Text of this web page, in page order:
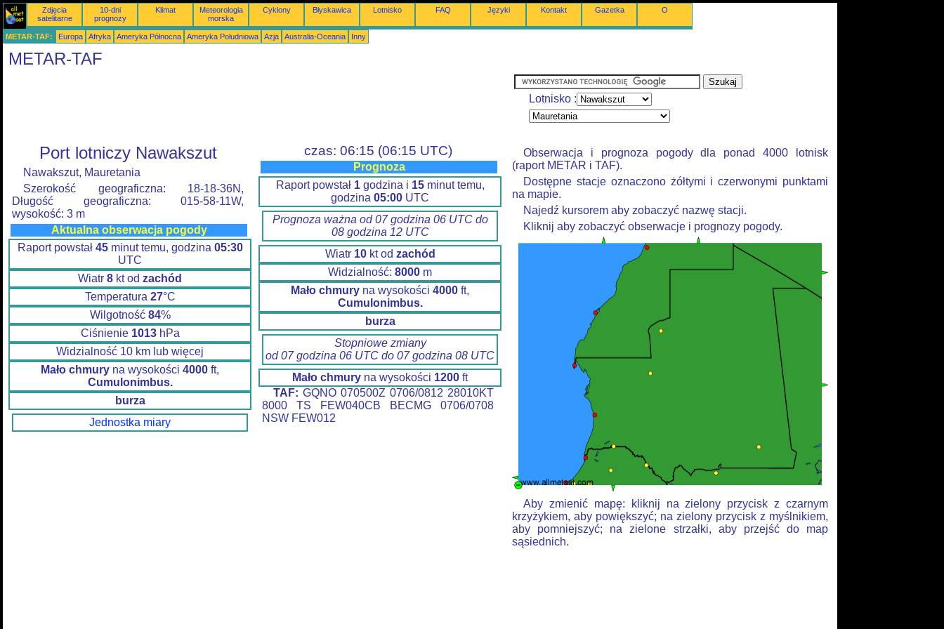
Zdjęcia
satelitarne
10-dni
prognozy
Klimat
Meteorologia
morska
Cyklony Błyskawica Lotnisko FAQ Języki Kontakt Gazetka O
METAR-TAF: Europa Afryka Ameryka Północna Ameryka Południowa Azja Australia-Oceania Inny
METAR-TAF
Lotnisko :
Port lotniczy Nawakszut
Nawakszut, Mauretania
Szerokość geograficzna: 18-18-36N,
Długość geograficzna: 015-58-11W,
wysokość: 3 m
Aktualna obserwacja pogody
Raport powstał 45minut temu, godzina 05:30
UTC
Wiatr 8 kt od zachód
Temperatura 27°C
Wilgotność 84%
Ciśnienie 1013hPa
Widzialność 10 km lub więcej
Mało chmury na wysokości 4000 ft,
Cumulonimbus.
burza
Jednostka miary
czas: 06:15 (06:15 UTC)
Prognoza
Raport powstał 1godzina i 15minut temu,
godzina 05:00 UTC
Prognoza ważna od 07 godzina 06 UTC do
08 godzina 12 UTC
Wiatr 10kt od zachód
Widzialność: 8000 m
Mało chmury na wysokości 4000 ft,
Cumulonimbus.
burza
Stopniowe zmiany
od 07 godzina 06 UTC do 07 godzina 08 UTC
Mało chmury na wysokości 1200 ft
TAF: GQNO 070500Z 0706/0812 28010KT
8000 TS FEW040CB BECMG 0706/0708
NSW FEW012
Obserwacja i prognoza pogody dla ponad 4000 lotnisk
(raport METAR i TAF).
Dostępne stacje oznaczono żółtymi i czerwonymi punktami
na mapie.
Najedź kursorem aby zobaczyć nazwę stacji.
Kliknij aby zobaczyć obserwacje i prognozy pogody.
Aby zmienić mapę: kliknij na zielony przycisk z czarnym
krzyżykiem, aby powiększyć; na zielony przycisk z myślnikiem,
aby pomniejszyć; na zielone strzałki, aby przejść do map
sąsiednich.